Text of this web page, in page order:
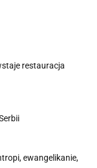
restauracja
ewangelikanie,